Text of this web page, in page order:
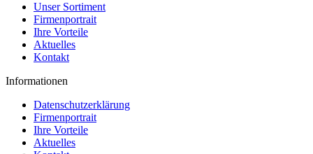
Unser Sortiment
Firmenportrait
Ihre Vorteile
Aktuelles
Kontakt
Informationen
Datenschutzerklärung
Firmenportrait
Ihre Vorteile
Aktuelles